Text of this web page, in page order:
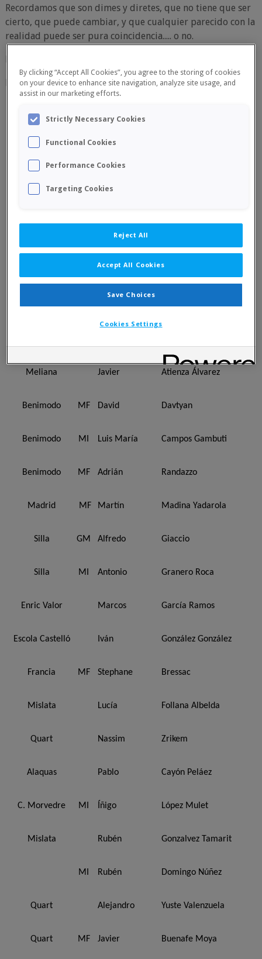
Recordamos que son dimes y diretes, que no tiene que ser
cierto, que puede cambiar, y que cualquier parecido con la
realidad puede ser pura coincidencia..... o no.
Esta es nuestra quiniela.
Puedes añadir rumorología en comentarios.
Club 2023 Nombre
Benimaclet
Meliana Javier Atienza Álvarez
Benimodo MF David Davtyan
Benimodo MI Luis María Campos Gambuti
Benimodo MF Adrián Randazzo
Madrid MF Martín Madina Yadarola
Silla GM Alfredo Giaccio
Silla MI Antonio Granero Roca
Enric Valor Marcos García Ramos
Escola Castelló Iván González González
Francia MF Stephane Bressac
Mislata Lucía Follana Albelda
Quart Nassim Zrikem
Alaquas Pablo Cayón Peláez
C. Morvedre MI Íñigo López Mulet
Mislata Rubén Gonzalvez Tamarit
MI Rubén Domingo Núñez
Quart Alejandro Yuste Valenzuela
Quart MF Javier Buenafe Moya
By clicking “Accept All Cookies”, you agree to the storing of cookies
on your device to enhance site navigation, analyze site usage, and
assist in our marketing efforts.
Strictly Necessary Cookies
Functional Cookies
Performance Cookies
Targeting Cookies
Reject All
Accept All Cookies
Save Choices
Cookies Settings